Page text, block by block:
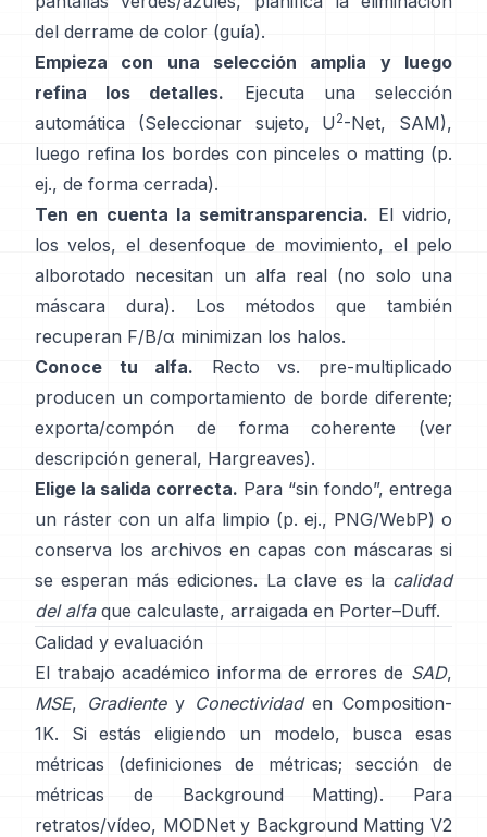
del derrame de color (guía).
Empieza con una selección amplia y luego
refina los detalles. Ejecuta una selección
automática (Seleccionar sujeto,
U2-Net, SAM),
luego refina los bordes con pinceles o matting (p.
ej., de forma cerrada).
Ten en cuenta la semitransparencia. El vidrio,
los velos, el desenfoque de movimiento, el pelo
alborotado necesitan un alfa real (no solo una
máscara dura). Los métodos que también
recuperan F/B/α minimizan los halos.
Conoce tu alfa.
Recto vs. pre-multiplicado
producen un comportamiento de borde diferente;
exporta/compón de forma coherente (ver
descripción general, Hargreaves).
Elige la salida correcta. Para “sin fondo”, entrega
un ráster con un alfa limpio (p. ej., PNG/WebP) o
conserva los archivos en capas con máscaras si
se esperan más ediciones. La clave es la calidad
del alfaque calculaste, arraigada en Porter–Duff.
Calidad y evaluación
El trabajo académico informa de errores de SAD,
MSE, Gradientey Conectividaden Composition-
1K. Si estás eligiendo un modelo, busca esas
métricas
(definiciones de métricas;
sección de
métricas de Background Matting). Para
retratos/vídeo, MODNety Background Matting V2